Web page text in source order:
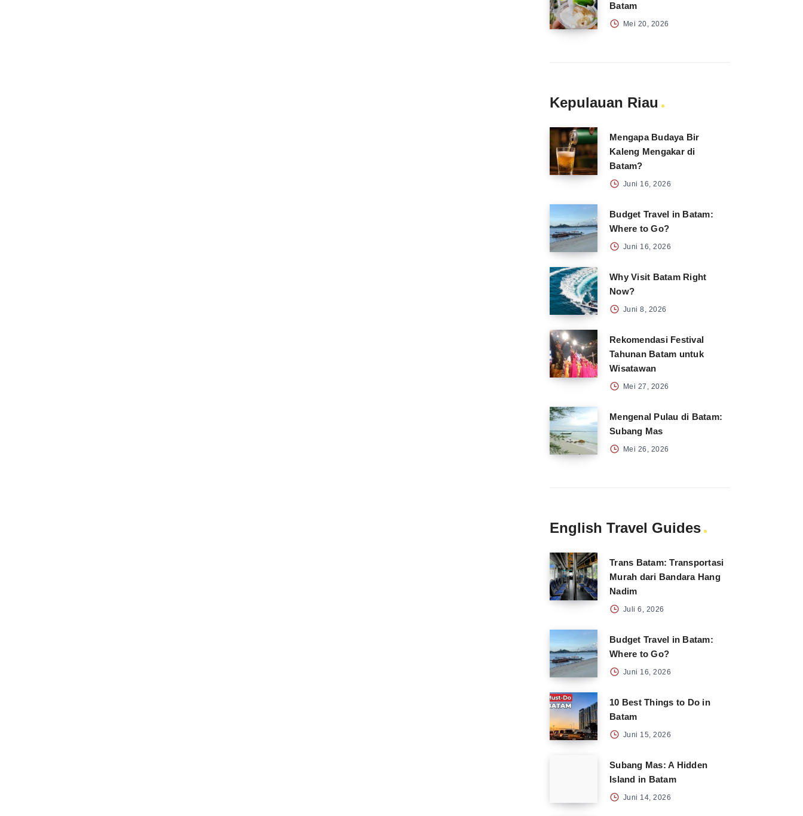
Batam
Mei 20, 2026
Kepulauan Riau
Mengapa Budaya Bir
Kaleng Mengakar di
Batam?
Juni 16, 2026
Budget Travel in Batam:
Where to Go?
Juni 16, 2026
Why Visit Batam Right
Now?
Juni 8, 2026
Rekomendasi Festival
Tahunan Batam untuk
Wisatawan
Mei 27, 2026
Mengenal Pulau di Batam:
Subang Mas
Mei 26, 2026
English Travel Guides
Trans Batam: Transportasi
Murah dari Bandara Hang
Nadim
Juli 6, 2026
Budget Travel in Batam:
Where to Go?
Juni 16, 2026
10 Best Things to Do in
Batam
Juni 15, 2026
Subang Mas: A Hidden
Island in Batam
Juni 14, 2026